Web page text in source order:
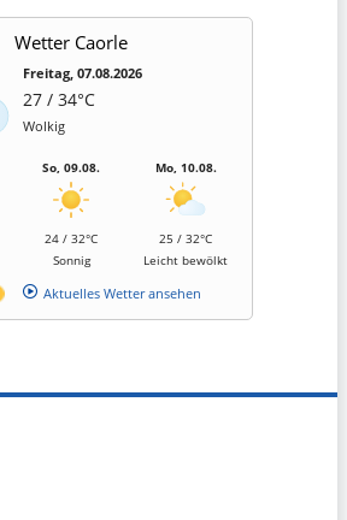
Wetter Caorle
Freitag, 07.08.2026
27 / 34°C
Wolkig
So, 09.08.
24 / 32°C
Sonnig
Mo, 10.08.
25 / 32°C
Leicht bewölkt
Aktuelles Wetter ansehen